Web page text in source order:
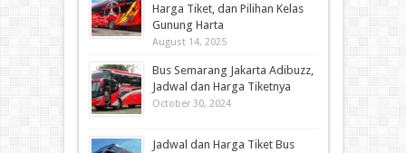
Harga Tiket, dan Pilihan Kelas
Gunung Harta
August 14, 2025
Bus Semarang Jakarta Adibuzz,
Jadwal dan Harga Tiketnya
October 30, 2024
Jadwal dan Harga Tiket Bus